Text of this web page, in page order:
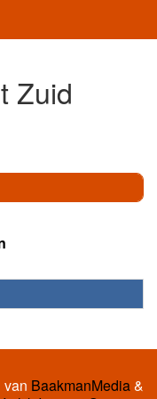
Zuid
BaakmanMedia&